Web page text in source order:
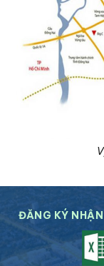
ĐĂNG KÝ